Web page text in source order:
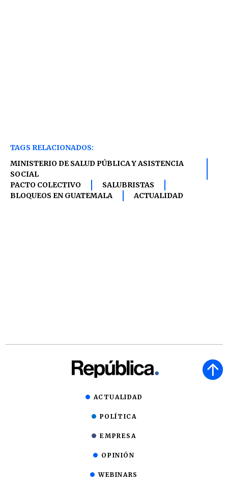
TAGS RELACIONADOS:
MINISTERIO DE SALUD PÚBLICA Y ASISTENCIA
SOCIAL
PACTO COLECTIVO
SALUBRISTAS
BLOQUEOS EN GUATEMALA
ACTUALIDAD
ACTUALIDAD
POLÍTICA
EMPRESA
OPINIÓN
WEBINARS